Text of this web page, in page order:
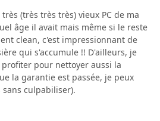
(très très très) vieux PC de ma
âge il avait mais même si le reste
clean, c'est impressionnant de
qui s'accumule !! D'ailleurs, je
pour nettoyer aussi la
la garantie est passée, je peux
culpabiliser).